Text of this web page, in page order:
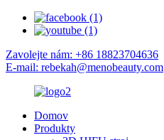
Zavolejte nám: +86 18823704636
E-mail: rebekah@menobeauty.com
Domov
Produkty